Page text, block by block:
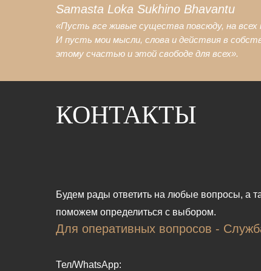
Samasta Loka Sukhino Bhavantu
«Пусть все живые существа повсюду, на
И пусть мои мысли, слова и действия в
этому счастью и этой свободе для всех».
КОНТАКТЫ
Будем рады ответить на любые вопросы, а
поможем определиться с выбором.
Для оперативных вопросов -
Тел/WhatsApp: